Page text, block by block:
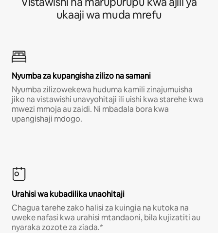
ukaaji wa muda mrefu
Nyumba za kupangisha zilizo na samani
Nyumba zilizowekewa huduma kamili zinajumuisha
jiko na vistawishi unavyohitaji ili uishi kwa starehe kwa
mwezi mmoja au zaidi. Ni mbadala bora kwa
upangishaji mdogo.
Urahisi wa kubadilika unaohitaji
Chagua tarehe zako halisi za kuingia na kutoka na
uweke nafasi kwa urahisi mtandaoni, bila kujizatiti au
nyaraka zozote za ziada.*